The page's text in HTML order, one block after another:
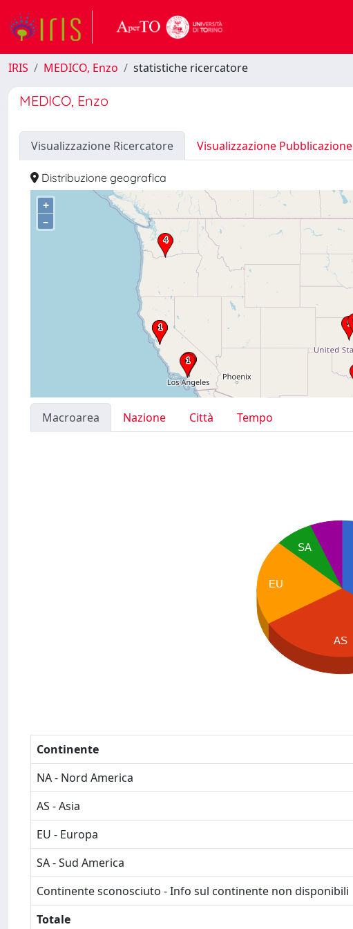
IRIS MEDICO, Enzo statistiche ricercatore
MEDICO, Enzo
Visualizzazione Ricercatore Visualizzazione Pubblicazione
Distribuzione geografica
+
–
Macroarea Nazione Città
Tempo
SA
EU
AS
Continente
NA - Nord America
AS - Asia
EU - Europa
SA - Sud America
Continente sconosciuto - Info sul continente non disponibili
Totale